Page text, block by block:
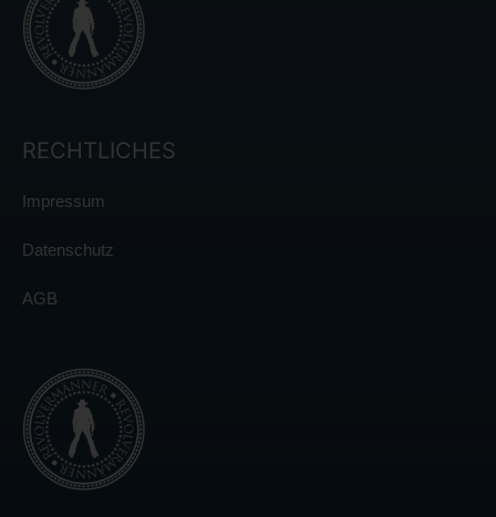
RECHTLICHES
Impressum
Datenschutz
AGB